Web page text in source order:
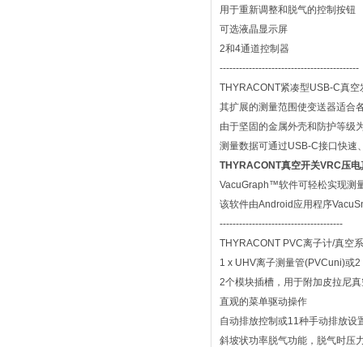
用于重新调整和脱气的控制按钮
可选液晶显示屏
2和4通道控制器
-------------------------------------------
THYRACONT紧凑型USB-C真空
其扩展的测量范围使变送器适合
由于坚固的金属外壳和防护等级
测量数据可通过USB-C接口快速
THYRACONT真空开关VRC压
VacuGraph™软件可轻松实现测
该软件由Android应用程序
--------------------------------------
THYRACONT PVC离子计/真空
1 x UHV离子测量管(PVCuni)或
2个模块插槽，用于附加皮拉尼
直观的菜单驱动操作
自动排放控制或11种手动排放设
斜坡状功率脱气功能，脱气时压